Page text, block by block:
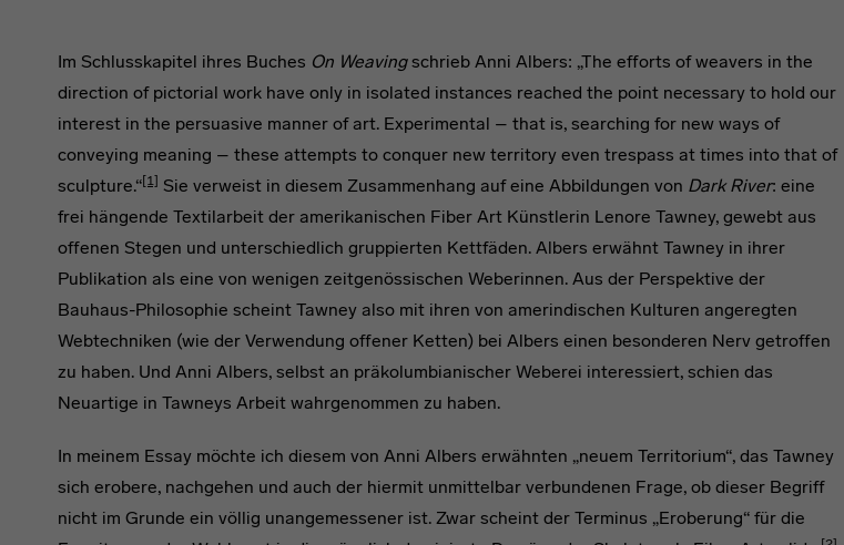
Im Schlusskapitel ihres Buches On Weavingschrieb Anni Albers: „The efforts of weavers in the
direction of pictorial work have only in isolated instances reached the point necessary to hold our
interest in the persuasive manner of art. Experimental – that is, searching for new ways of
conveying meaning – these attempts to conquer new territory even trespass at times into that of
sculpture.“[1] Sie verweist in diesem Zusammenhang auf eine Abbildungen von Dark River: eine
frei hängende Textilarbeit der amerikanischen Fiber Art Künstlerin Lenore Tawney, gewebt aus
offenen Stegen und unterschiedlich gruppierten Kettfäden. Albers erwähnt Tawney in ihrer
Publikation als eine von wenigen zeitgenössischen Weberinnen. Aus der Perspektive der
Bauhaus-Philosophie scheint Tawney also mit ihren von amerindischen Kulturen angeregten
Webtechniken (wie der Verwendung offener Ketten) bei Albers einen besonderen Nerv getroffen
zu haben. Und Anni Albers, selbst an präkolumbianischer Weberei interessiert, schien das
Neuartige in Tawneys Arbeit wahrgenommen zu haben.
In meinem Essay möchte ich diesem von Anni Albers erwähnten „neuem Territorium“, das Tawney
sich erobere, nachgehen und auch der hiermit unmittelbar verbundenen Frage, ob dieser Begriff
nicht im Grunde ein völlig unangemessener ist. Zwar scheint der Terminus „Eroberung“ für die